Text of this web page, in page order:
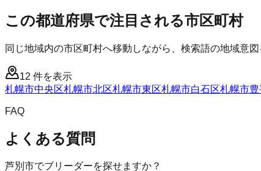
この都道府県で注目される市区町村
同じ地域内の市区町村へ移動しながら、検索語の地域意図
12 件を表示
札幌市中央区札幌市北区札幌市東区札幌市白石区札幌市豊
FAQ
よくある質問
芦別市でブリーダーを探せますか？